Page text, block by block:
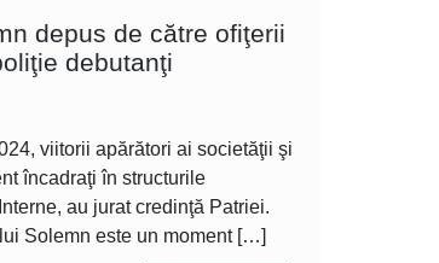
depus de către ofiţerii
debutanţi
viitorii apărători ai societăţii şi
încadraţi în structurile
au jurat credinţă Patriei.
Solemn este un moment […]